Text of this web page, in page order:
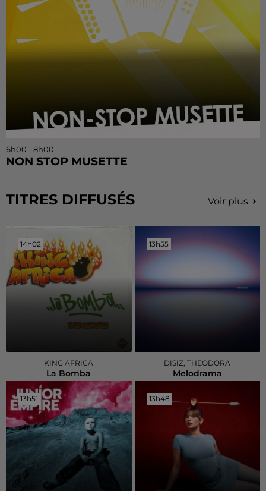
6h00 - 8h00
NON STOP MUSETTE
TITRES DIFFUSÉS Voir plus
14h02
14h02
KING AFRICA
La Bomba
13h55
13h55
DISIZ, THEODORA
Melodrama
13h51
13h51 13h48
13h48